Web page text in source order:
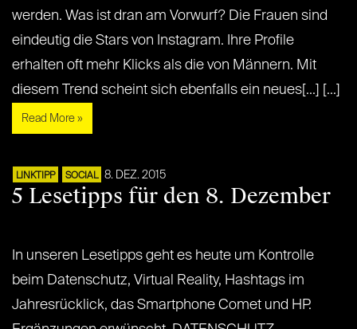
werden. Was ist dran am Vorwurf? Die Frauen sind
eindeutig die Stars von Instagram. Ihre Profile
erhalten oft mehr Klicks als die von Männern. Mit
diesem Trend scheint sich ebenfalls ein neues[...] [...]
Read More »
LINKTIPP SOCIAL 8. DEZ. 2015
5 Lesetipps für den 8. Dezember
In unseren Lesetipps geht es heute um Kontrolle
beim Datenschutz, Virtual Reality, Hashtags im
Jahresrücklick, das Smartphone Comet und HP.